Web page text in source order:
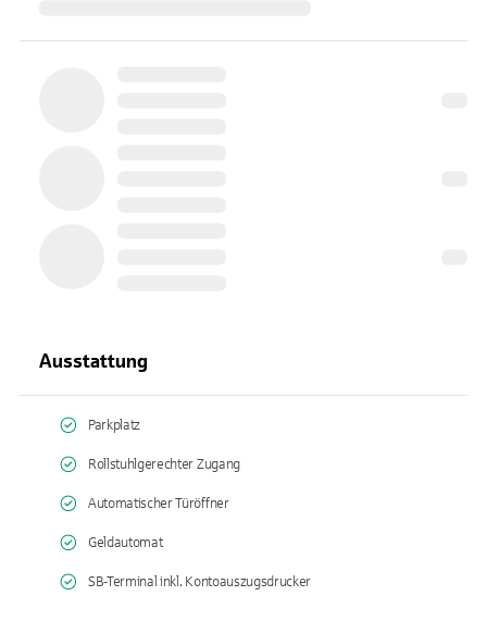
Ausstattung
Parkplatz
Rollstuhlgerechter Zugang
Automatischer Türöffner
Geldautomat
SB-Terminal inkl. Kontoauszugsdrucker